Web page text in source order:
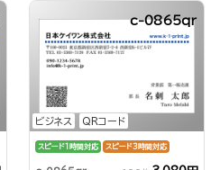
ビジネス QRコード
c-0865qr
スピード1時間対応 スピード3時間対応